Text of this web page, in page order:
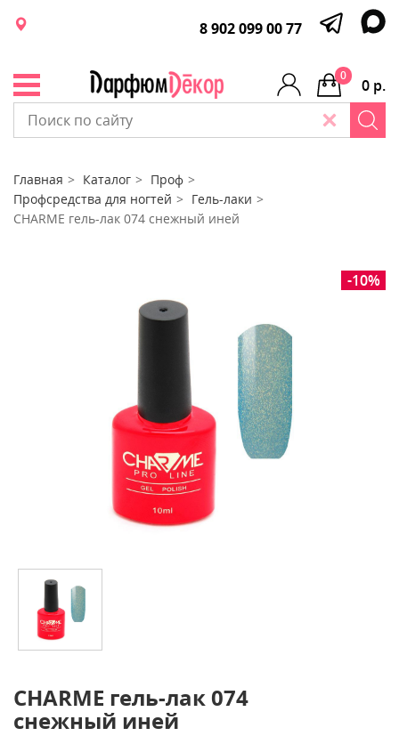
8 902 099 00 77
0 р.
0
Главная Каталог
Проф
Профсредства для ногтей
Гель-лаки
CHARME гель-лак 074 снежный иней
-10%
CHARME гель-лак 074
снежный иней